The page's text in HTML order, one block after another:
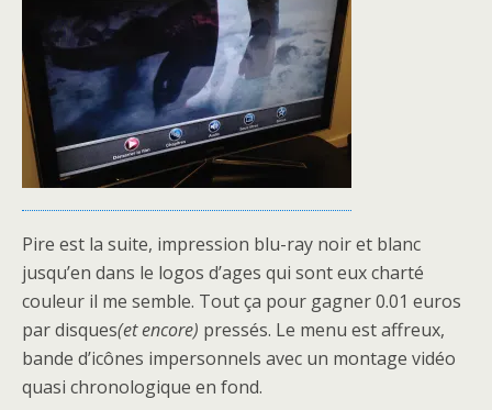
Pire est la suite, impression blu-ray noir et blanc
jusqu’en dans le logos d’ages qui sont eux charté
couleur il me semble. Tout ça pour gagner 0.01 euros
par disques(et encore) pressés. Le menu est affreux,
bande d’icônes impersonnels avec un montage vidéo
quasi chronologique en fond.